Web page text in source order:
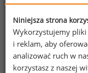
11%
Niniejsza strona
Wykorzystujemy
i reklam, aby
analizować ruch w
korzystasz z naszej